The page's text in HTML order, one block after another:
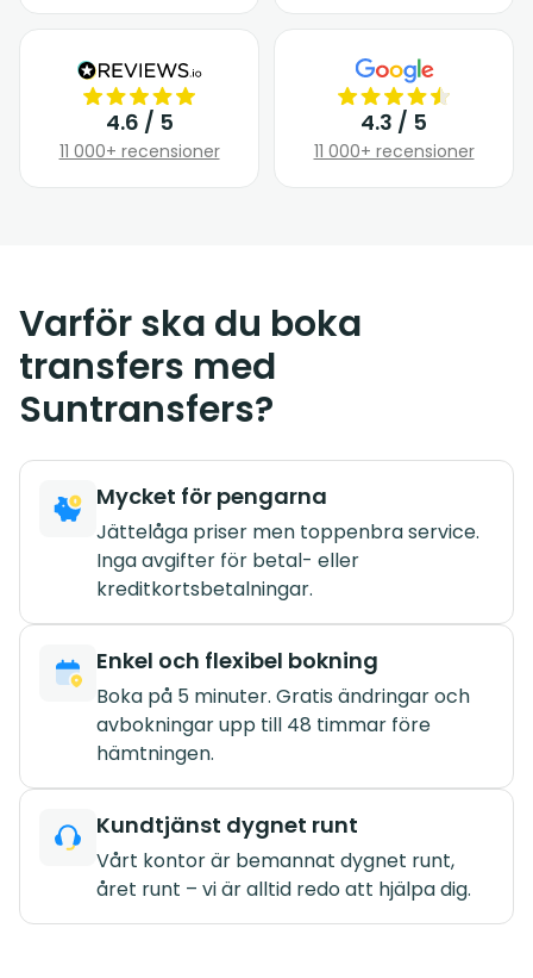
4.6 / 5
11 000+ recensioner
4.3 / 5
11 000+ recensioner
Varför ska du boka
transfers med
Suntransfers?
Mycket för pengarna
Jättelåga priser men toppenbra service.
Inga avgifter för betal- eller
kreditkortsbetalningar.
Enkel och flexibel bokning
Boka på 5 minuter. Gratis ändringar och
avbokningar upp till 48 timmar före
hämtningen.
Kundtjänst dygnet runt
Vårt kontor är bemannat dygnet runt,
året runt – vi är alltid redo att hjälpa dig.